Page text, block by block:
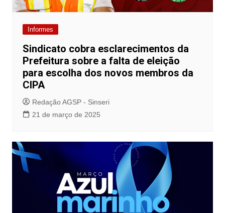
Informes
Sindicato cobra esclarecimentos da
Prefeitura sobre a falta de eleição
para escolha dos novos membros da
CIPA
Redação AGSP - Sinseri
21 de março de 2025